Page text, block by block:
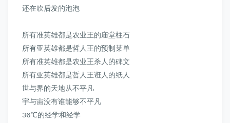
还在吹后发的泡泡
所有准英雄都是农业王的庙堂柱石
所有亚英雄都是哲人王的预制莱单
所有准英雄都是农业王杀人的碑文
所有亚英雄都是哲人王诳人的纸人
世与界的天地从不平凡
宇与宙没有谁能够不平凡
36℃的经学和经学